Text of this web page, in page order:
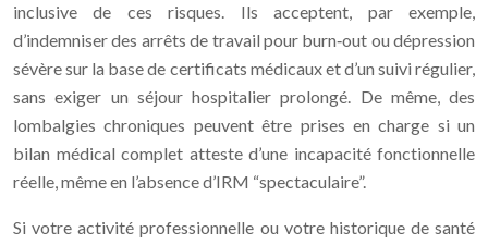
inclusive de ces risques. Ils acceptent, par exemple,
d’indemniser des arrêts de travail pour burn‑out ou dépression
sévère sur la base de certificats médicaux et d’un suivi régulier,
sans exiger un séjour hospitalier prolongé. De même, des
lombalgies chroniques peuvent être prises en charge si un
bilan médical complet atteste d’une incapacité fonctionnelle
réelle, même en l’absence d’IRM “spectaculaire”.
Si votre activité professionnelle ou votre historique de santé